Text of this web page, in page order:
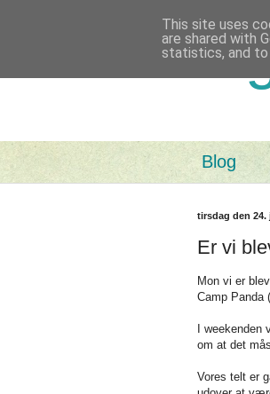
Blog
tirsdag den 24.
Er vi
Mon vi er
Camp Panda
I weekenden
om at det
Vores telt er
This site uses
are shared with
statistics, and to